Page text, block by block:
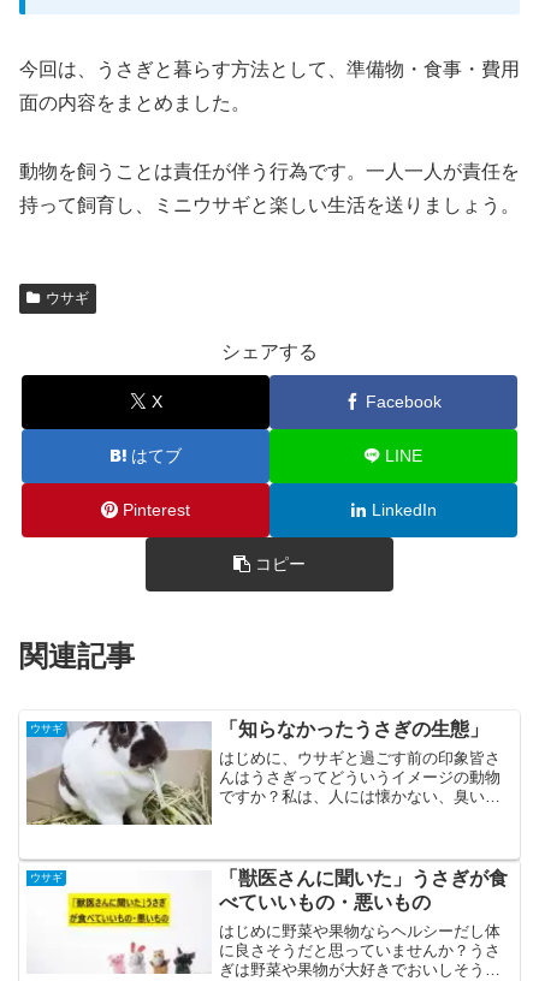
今回は、うさぎと暮らす方法として、準備物・食事・費用
面の内容をまとめました。
動物を飼うことは責任が伴う行為です。一人一人が責任を
持って飼育し、ミニウサギと楽しい生活を送りましょう。
ウサギ
シェアする
X Facebook
はてブ LINE
Pinterest LinkedIn
コピー
関連記事
ウサギ 「知らなかったうさぎの生態」
はじめに、ウサギと過ごす前の印象皆さ
んはうさぎってどういうイメージの動物
ですか？私は、人には懐かない、臭い、
ぎを飼って一週間もたたな...
ウサギ
「獣医さんに聞いた」うさぎが食
べていいもの・悪いもの
はじめに野菜や果物ならヘルシーだし体
に良さそうだと思っていませんか？うさ
ぎは野菜や果物が大好きでおいしそうに